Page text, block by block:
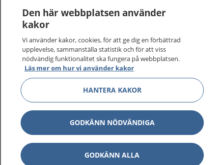
Kontakt
Behandling av personuppgifter
Hantering av kakor
Inställningar för kakor
1177 – en tjänst frånInera.
Den här webbplatsen använder
kakor
Vi använder kakor, cookies, för att ge dig en förbättrad
upplevelse, sammanställa statistik och för att viss
nödvändig funktionalitet ska fungera på webbplatsen.
Läs mer om hur vi använder kakor
HANTERA KAKOR
GODKÄNN NÖDVÄNDIGA
GODKÄNN ALLA